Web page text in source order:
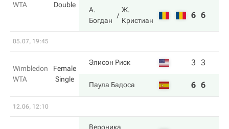
WTA
Double
А.
Богдан
Ж.
Кристиан
6 6
05.07, 19:45
Wimbledon
WTA
Female
Single
Элисон Риск 3 3
Паула Бадоса 6 6
12.06, 12:10
Вероника